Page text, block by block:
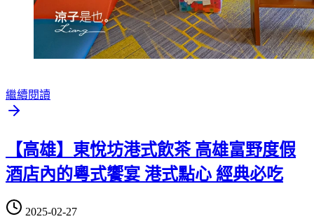
繼續閱讀
【高雄】東悅坊港式飲茶 高雄富野度假
酒店內的粵式饗宴 港式點心 經典必吃
2025-02-27